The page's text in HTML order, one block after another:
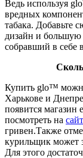
Ведь используя
вредных
табака. Добавьте
дизайн и большую
собравший в себе
Купить glo™
Харькове и
появится
посмотреть на
гривен.Также
курильщик может
Для этого